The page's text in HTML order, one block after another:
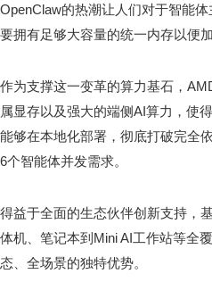
OpenClaw的热潮让人们对于智能
要拥有足够大容量的统一内存以便
作为支撑这一变革的算力基石，
属显存以及强大的端侧AI算力，使
能够在本地化部署，彻底打破完全
6个智能体并发需求。
得益于全面的生态伙伴创新支持，
体机、笔记本到Mini AI工作站等全
态、全场景的独特优势。